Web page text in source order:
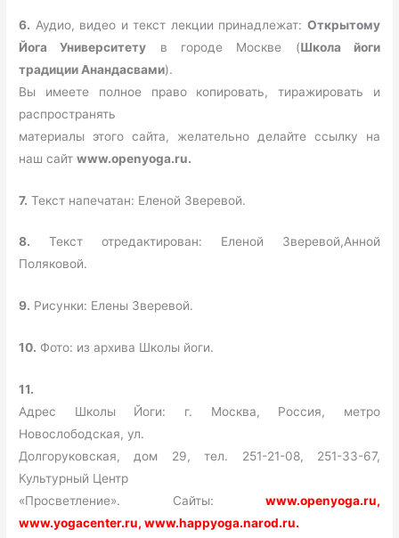
6. Аудио, видео и текст лекции принадлежат: Открытому
Йога Университету в городе Москве (Школа йоги
традиции Анандасвами).
Вы имеете полное право копировать, тиражировать и
распространять
материалы этого сайта, желательно делайте ссылку на
наш сайтwww.openyoga.ru.
7. Текст напечатан: Еленой Зверевой.
8. Текст отредактирован: Еленой Зверевой,Анной
Поляковой.
9. Рисунки: Елены Зверевой.
10. Фото: из архива Школы йоги.
11.
Адрес Школы Йоги: г. Москва, Россия, метро
Новослободская, ул.
Долгоруковская, дом 29, тел. 251-21-08, 251-33-67,
Культурный Центр
«Просветление». Сайты: www.openyoga.ru,
www.yogacenter.ru, www.happyoga.narod.ru.